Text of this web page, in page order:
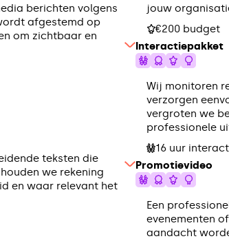
berichten volgens
afgestemd op
om zichtbaar en
teksten die
we rekening
en waar relevant het
jouw
€200 budget
Interactiepakket
Wij monitoren
verzorgen
vergroten we
professionele
16 uur
Promotievideo
Een
evenementen
aandacht